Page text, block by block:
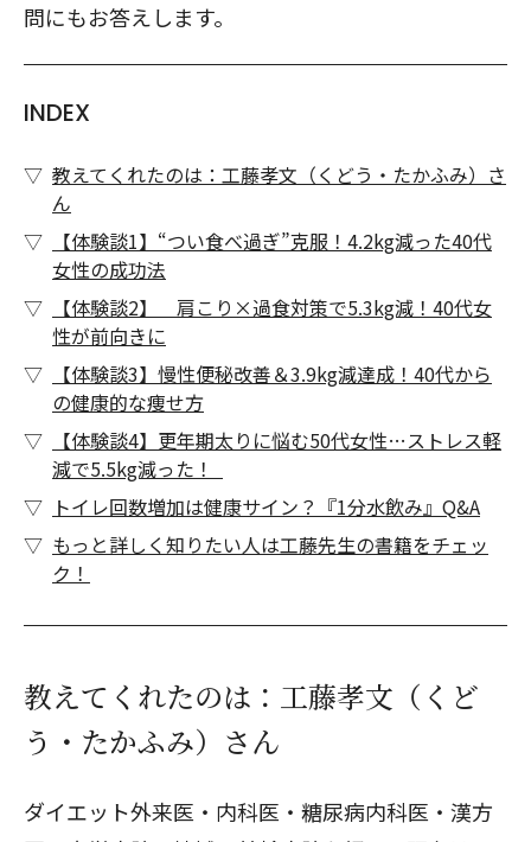
問にもお答えします。
INDEX
教えてくれたのは：工藤孝文（くどう・たかふみ）さ
ん
【体験談1】“つい食べ過ぎ”克服！4.2kg減った40代
女性の成功法
【体験談2】 肩こり×過食対策で5.3kg減！40代女
性が前向きに
【体験談3】慢性便秘改善＆3.9kg減達成！40代から
の健康的な痩せ方
【体験談4】更年期太りに悩む50代女性…ストレス軽
減で5.5kg減った！
トイレ回数増加は健康サイン？『1分水飲み』Q&A
もっと詳しく知りたい人は工藤先生の書籍をチェッ
ク！
教えてくれたのは：工藤孝文（くど
う・たかふみ）さん
ダイエット外来医・内科医・糖尿病内科医・漢方